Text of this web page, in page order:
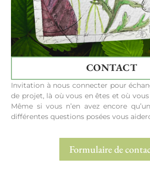
CONTACT
Invitation à nous connecter pour
de projet, là où vous en êtes et où
Même si vous n’en avez encore
différentes questions posées vous
Formulaire de